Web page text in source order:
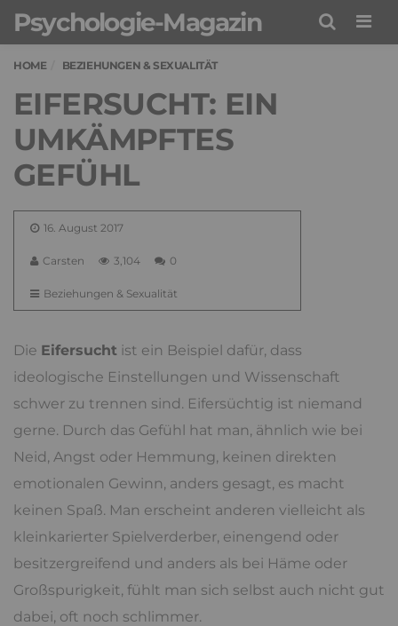
Psychologie-Magazin
HOME BEZIEHUNGEN & SEXUALITÄT
EIFERSUCHT: EIN
UMKÄMPFTES
GEFÜHL
16. August 2017
Carsten 3,104 0
Beziehungen & Sexualität
Die Eifersucht ist ein Beispiel dafür, dass
ideologische Einstellungen und Wissenschaft
schwer zu trennen sind. Eifersüchtig ist niemand
gerne. Durch das Gefühl hat man, ähnlich wie bei
Neid, Angst oder Hemmung, keinen direkten
emotionalen Gewinn, anders gesagt, es macht
keinen Spaß. Man erscheint anderen vielleicht als
kleinkarierter Spielverderber, einengend oder
besitzergreifend und anders als bei Häme oder
Großspurigkeit, fühlt man sich selbst auch nicht gut
dabei, oft noch schlimmer.